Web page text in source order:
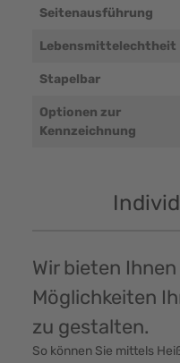
Seitenausführung
Lebensmittelechtheit
Stapelbar
Optionen zur
Kennzeichnung
Wir bieten
Möglichkeiten
zu gestalten.
So können Sie mittels